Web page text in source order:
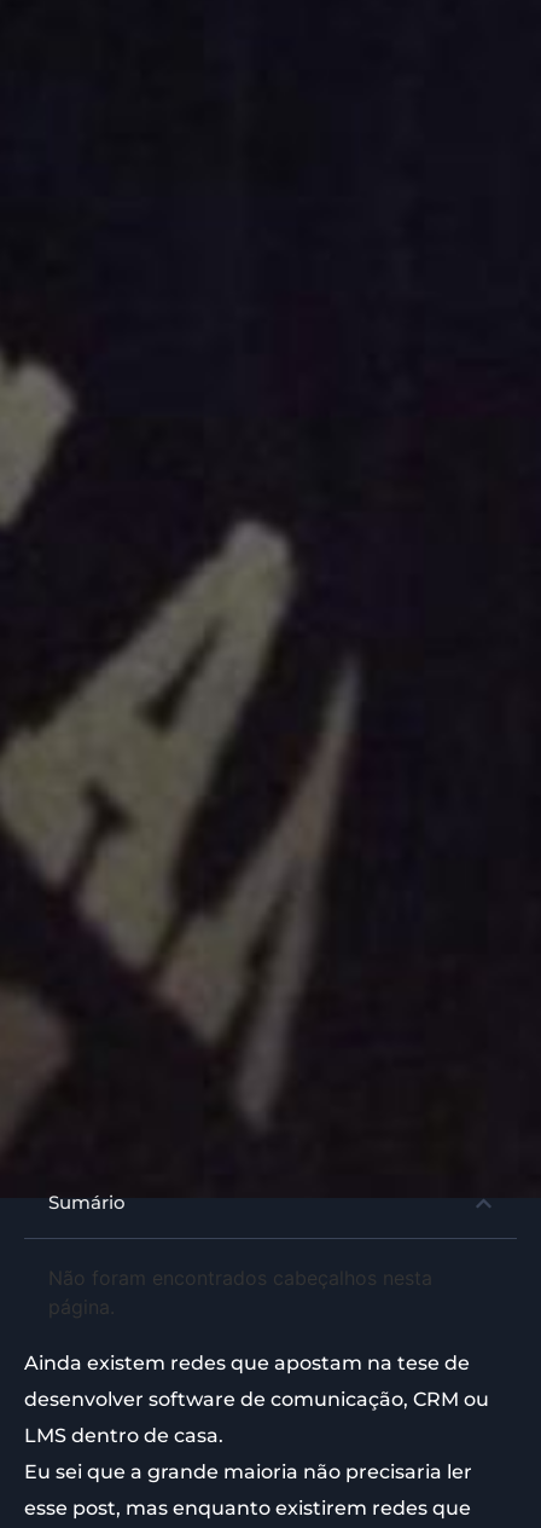
Sumário
Não foram encontrados cabeçalhos nesta
página.
Ainda existem redes que apostam na tese de
desenvolver software de comunicação, CRM ou
LMS dentro de casa.
Eu sei que a grande maioria não precisaria ler
esse post, mas enquanto existirem redes que